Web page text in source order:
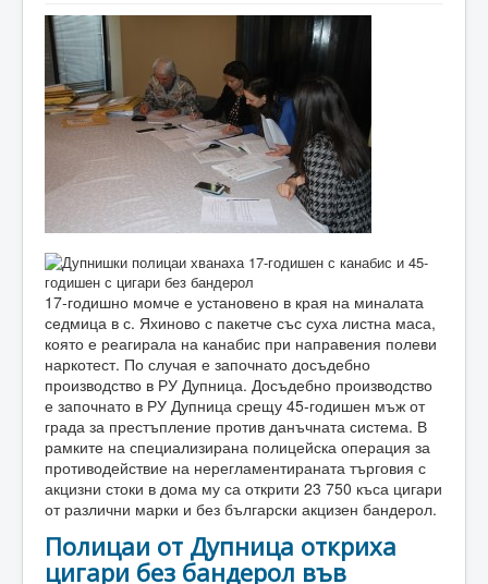
17-годишно момче е установено в края на миналата
седмица в с. Яхиново с пакетче със суха листна маса,
която е реагирала на канабис при направения полеви
наркотест. По случая е започнато досъдебно
производство в РУ Дупница. Досъдебно производство
е започнато в РУ Дупница срещу 45-годишен мъж от
града за престъпление против данъчната система. В
рамките на специализирана полицейска операция за
противодействие на нерегламентираната търговия с
акцизни стоки в дома му са открити 23 750 къса цигари
от различни марки и без български акцизен бандерол.
Полицаи от Дупница откриха
цигари без бандерол във